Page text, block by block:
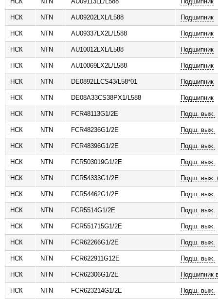
НСК NTN AU09202LXL/L588 Подшипник
НСК NTN AU09337LX2L/L588 Подшипник
НСК NTN AU10012LXL/L588 Подшипник
НСК NTN AU10069LX2L/L588 Подшипник
НСК NTN DE0892LLCS43/L58*01 Подшипник
НСК NTN DE08A33CS38PX1/L588 Подшипник
НСК NTN FCR48113G1/2E Подш. выж.
НСК NTN FCR48236G1/2E Подш. выж.
НСК NTN FCR48396G1/2E Подш. выж.
НСК NTN FCR503019G1/2E Подш. выж.
НСК NTN FCR54333G1/2E Подш. выж.
НСК NTN FCR54462G1/2E Подш. выж.
НСК NTN FCR5514G1/2E Подш. выж.
НСК NTN FCR551715G1/2E Подш. выж.
НСК NTN FCR62266G1/2E Подш. выж.
НСК NTN FCR622911G12E Подш. выж.
НСК NTN FCR62306G1/2E Подшипник
НСК NTN FCR623214G1/2E Подш. выж.